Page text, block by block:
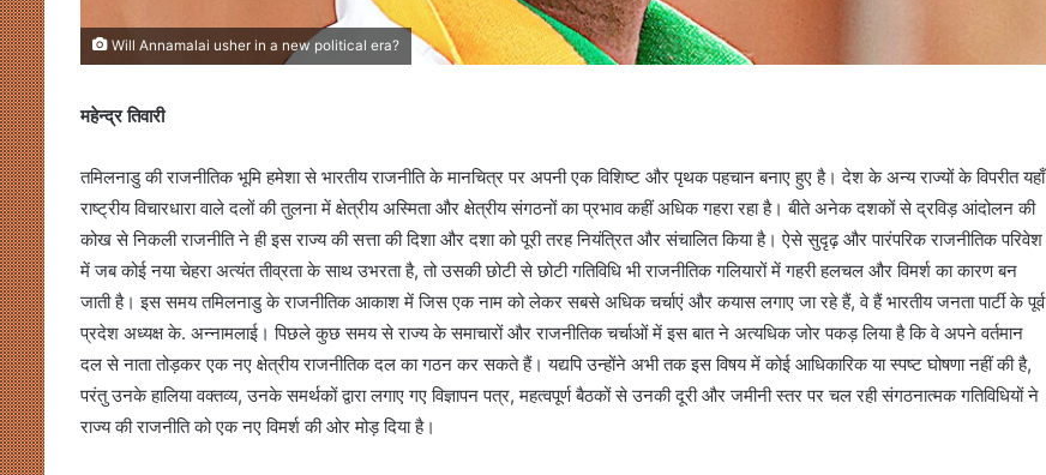
Will Annamalai usher in a new political era?
महेन्द्र तिवारी
तमिलनाडु की राजनीतिक भूमि हमेशा से भारतीय राजनीति के मानचित्र पर अपनी एक विशिष्ट और पृथक पहचान बनाए हुए है। देश के अन्य राज्यों के विपरीत यहाँ
राष्ट्रीय विचारधारा वाले दलों की तुलना में क्षेत्रीय अस्मिता और क्षेत्रीय संगठनों का प्रभाव कहीं अधिक गहरा रहा है। बीते अनेक दशकों से द्रविड़ आंदोलन की
कोख से निकली राजनीति ने ही इस राज्य की सत्ता की दिशा और दशा को पूरी तरह नियंत्रित और संचालित किया है। ऐसे सुदृढ़ और पारंपरिक राजनीतिक परिवेश
में जब कोई नया चेहरा अत्यंत तीव्रता के साथ उभरता है, तो उसकी छोटी से छोटी गतिविधि भी राजनीतिक गलियारों में गहरी हलचल और विमर्श का कारण बन
जाती है। इस समय तमिलनाडु के राजनीतिक आकाश में जिस एक नाम को लेकर सबसे अधिक चर्चाएं और कयास लगाए जा रहे हैं, वे हैं भारतीय जनता पार्टी के पूर्व
प्रदेश अध्यक्ष के. अन्नामलाई। पिछले कुछ समय से राज्य के समाचारों और राजनीतिक चर्चाओं में इस बात ने अत्यधिक जोर पकड़ लिया है कि वे अपने वर्तमान
दल से नाता तोड़कर एक नए क्षेत्रीय राजनीतिक दल का गठन कर सकते हैं। यद्यपि उन्होंने अभी तक इस विषय में कोई आधिकारिक या स्पष्ट घोषणा नहीं की है,
परंतु उनके हालिया वक्तव्य, उनके समर्थकों द्वारा लगाए गए विज्ञापन पत्र, महत्वपूर्ण बैठकों से उनकी दूरी और जमीनी स्तर पर चल रही संगठनात्मक गतिविधियों ने
राज्य की राजनीति को एक नए विमर्श की ओर मोड़ दिया है।